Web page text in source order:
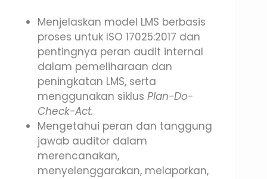
Menjelaskan model LMS berbasis
proses untuk ISO 17025:2017 dan
pentingnya peran audit internal
dalam pemeliharaan dan
peningkatan LMS, serta
menggunakan siklus Plan-Do-
Check-Act.
Mengetahui peran dan tanggung
jawab auditor dalam
merencanakan,
menyelenggarakan, melaporkan,